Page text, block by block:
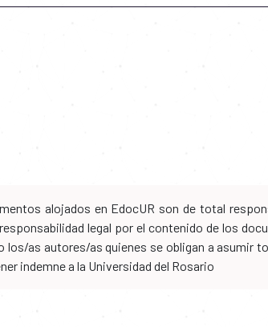
alojados en EdocUR son de total
legal por el contenido de los
as autores/as quienes se obligan a asumir
indemne a la Universidad del Rosario